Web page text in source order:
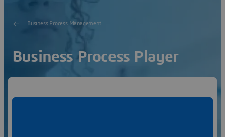
Business Process Management
Business Process Player
indicateurs de performanceissus de divers